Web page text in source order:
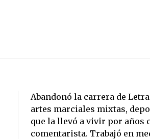
Abandonó la carrera de
artes marciales mixtas,
que la llevó a vivir por años
comentarista. Trabajó en